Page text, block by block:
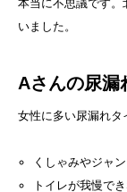
本当に不思議です。
いました。
Aさんの尿漏
女性に多い尿漏れタ
くしゃみやジャ
トイレが我慢で